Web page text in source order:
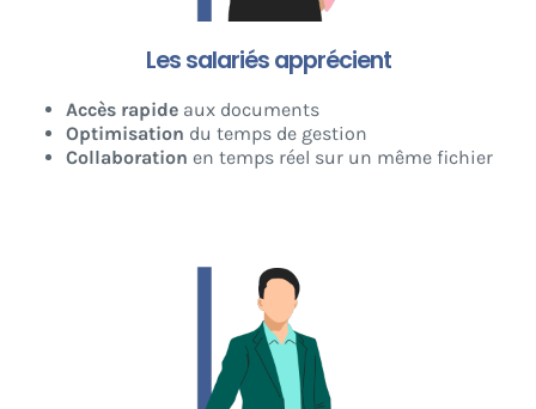
Les salariés apprécient
Accès rapideaux documents
Optimisation du temps de gestion
Collaboration en temps réel sur un même fichier